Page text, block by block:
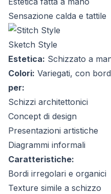
Sensazione calda e tattile
Sketch Style
Estetica: Schizzato a
Colori: Variegati, con
per:
Schizzi architettonici
Concept di design
Presentazioni artistiche
Diagrammi informali
Caratteristiche:
Bordi irregolari e organici
Texture simile a schizzo